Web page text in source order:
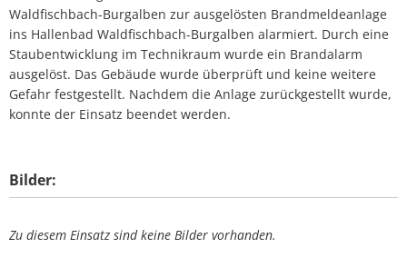
Waldfischbach-Burgalben zur ausgelösten Brandmeldeanlage
ins Hallenbad Waldfischbach-Burgalben alarmiert. Durch eine
Staubentwicklung im Technikraum wurde ein Brandalarm
ausgelöst. Das Gebäude wurde überprüft und keine weitere
Gefahr festgestellt. Nachdem die Anlage zurückgestellt wurde,
konnte der Einsatz beendet werden.
Bilder:
Zu diesem Einsatz sind keine Bilder vorhanden.